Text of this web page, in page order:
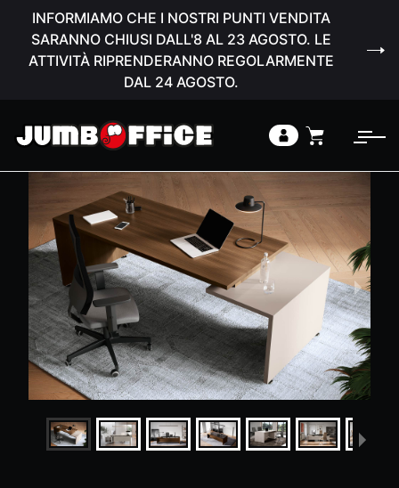
INFORMIAMO CHE I NOSTRI PUNTI VENDITA
SARANNO CHIUSI DALL'8 AL 23 AGOSTO. LE
ATTIVITÀ RIPRENDERANNO REGOLARMENTE
DAL 24 AGOSTO.